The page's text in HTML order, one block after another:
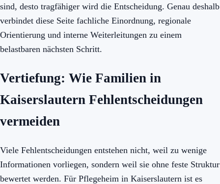
sind, desto tragfähiger wird die Entscheidung. Genau deshalb
verbindet diese Seite fachliche Einordnung, regionale
Orientierung und interne Weiterleitungen zu einem
belastbaren nächsten Schritt.
Vertiefung: Wie Familien in
Kaiserslautern Fehlentscheidungen
vermeiden
Viele Fehlentscheidungen entstehen nicht, weil zu wenige
Informationen vorliegen, sondern weil sie ohne feste Struktur
bewertet werden. Für Pflegeheim in Kaiserslautern ist es